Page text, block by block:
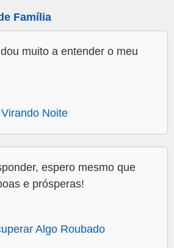
Família
muito a entender o meu
Noite
espero mesmo que
e prósperas!
Algo Roubado